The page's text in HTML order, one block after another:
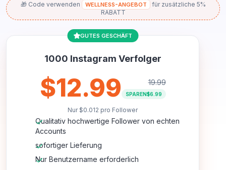
🎁 Code verwenden WELLNESS-ANGEBOT
für zusätzliche 5%
RABATT
GUTES GESCHÄFT
1000 Instagram Verfolger
$12.99 19.99
SPAREN$6.99
Nur $0.012 pro Follower
Qualitativ hochwertige Follower von echten
Accounts
sofortiger Lieferung
Nur Benutzername erforderlich